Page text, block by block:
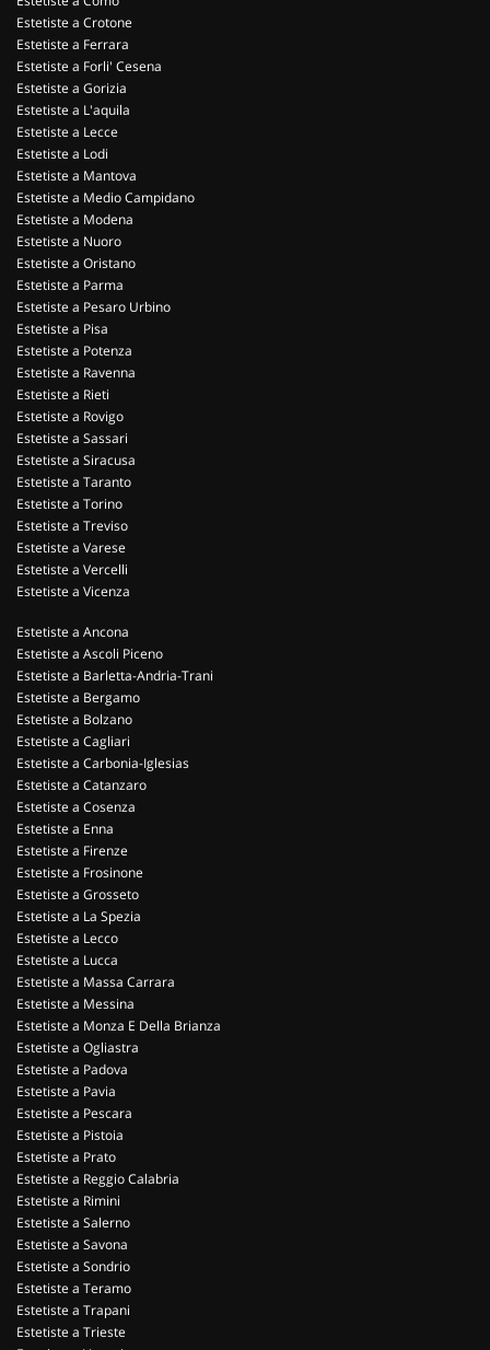
Estetiste a Crotone
Estetiste a Ferrara
Estetiste a Forli' Cesena
Estetiste a Gorizia
Estetiste a L'aquila
Estetiste a Lecce
Estetiste a Lodi
Estetiste a Mantova
Estetiste a Medio Campidano
Estetiste a Modena
Estetiste a Nuoro
Estetiste a Oristano
Estetiste a Parma
Estetiste a Pesaro Urbino
Estetiste a Pisa
Estetiste a Potenza
Estetiste a Ravenna
Estetiste a Rieti
Estetiste a Rovigo
Estetiste a Sassari
Estetiste a Siracusa
Estetiste a Taranto
Estetiste a Torino
Estetiste a Treviso
Estetiste a Varese
Estetiste a Vercelli
Estetiste a Vicenza
Estetiste a Ancona
Estetiste a Ascoli Piceno
Estetiste a Barletta-Andria-Trani
Estetiste a Bergamo
Estetiste a Bolzano
Estetiste a Cagliari
Estetiste a Carbonia-Iglesias
Estetiste a Catanzaro
Estetiste a Cosenza
Estetiste a Enna
Estetiste a Firenze
Estetiste a Frosinone
Estetiste a Grosseto
Estetiste a La Spezia
Estetiste a Lecco
Estetiste a Lucca
Estetiste a Massa Carrara
Estetiste a Messina
Estetiste a Monza E Della Brianza
Estetiste a Ogliastra
Estetiste a Padova
Estetiste a Pavia
Estetiste a Pescara
Estetiste a Pistoia
Estetiste a Prato
Estetiste a Reggio Calabria
Estetiste a Rimini
Estetiste a Salerno
Estetiste a Savona
Estetiste a Sondrio
Estetiste a Teramo
Estetiste a Trapani
Estetiste a Trieste